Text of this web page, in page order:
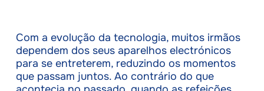
Com a evolução da tecnologia, muitos irmãos
dependem dos seus aparelhos electrónicos
para se entreterem, reduzindo os momentos
que passam juntos. Ao contrário do que